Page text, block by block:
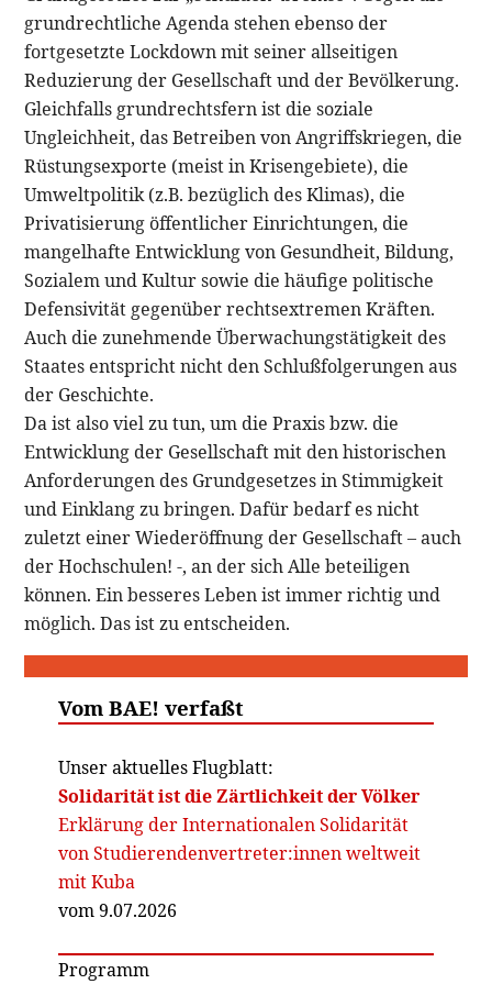
grundrechtliche Agenda stehen ebenso der
fortgesetzte Lockdown mit seiner allseitigen
Reduzierung der Gesellschaft und der Bevölkerung.
Gleichfalls grundrechtsfern ist die soziale
Ungleichheit, das Betreiben von Angriffskriegen, die
Rüstungsexporte (meist in Krisengebiete), die
Umweltpolitik (z.B. bezüglich des Klimas), die
Privatisierung öffentlicher Einrichtungen, die
mangelhafte Entwicklung von Gesundheit, Bildung,
Sozialem und Kultur sowie die häufige politische
Defensivität gegenüber rechtsextremen Kräften.
Auch die zunehmende Überwachungstätigkeit des
Staates entspricht nicht den Schlußfolgerungen aus
der Geschichte.
Da ist also viel zu tun, um die Praxis bzw. die
Entwicklung der Gesellschaft mit den historischen
Anforderungen des Grundgesetzes in Stimmigkeit
und Einklang zu bringen. Dafür bedarf es nicht
zuletzt einer Wiederöffnung der Gesellschaft – auch
der Hochschulen! -, an der sich Alle beteiligen
können. Ein besseres Leben ist immer richtig und
möglich. Das ist zu entscheiden.
Vom BAE! verfaßt
Unser aktuelles Flugblatt:
Solidarität ist die Zärtlichkeit der Völker
Erklärung der Internationalen Solidarität
von Studierendenvertreter:innen weltweit
mit Kuba
vom 9.07.2026
Programm